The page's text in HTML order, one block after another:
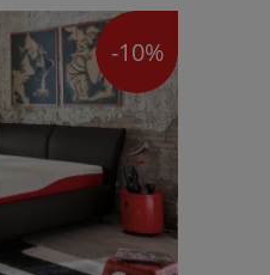
-10%